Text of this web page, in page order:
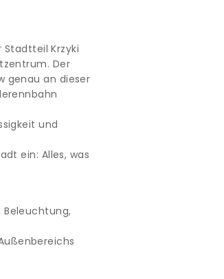
Stadtteil Krzyki
Der
genau an dieser
und
ein: Alles, was
Beleuchtung,